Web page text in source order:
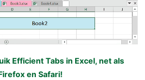
Efficient Tabs in Excel, net als
en Safari!